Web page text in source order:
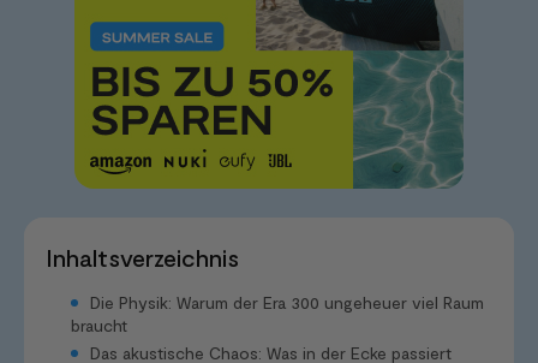
Inhaltsverzeichnis
Die Physik: Warum der Era 300 ungeheuer viel Raum
braucht
Das akustische Chaos: Was in der Ecke passiert